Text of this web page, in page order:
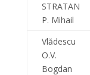
STRATAN
P. Mihail
Vlădescu
O.V.
Bogdan